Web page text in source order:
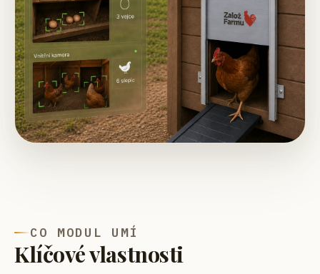
CO MODUL UMÍ
Klíčové vlastnosti